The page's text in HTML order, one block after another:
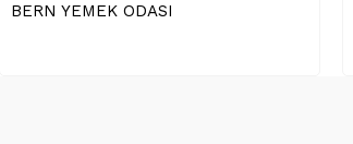
LAVANTA AYNALI KONSOL